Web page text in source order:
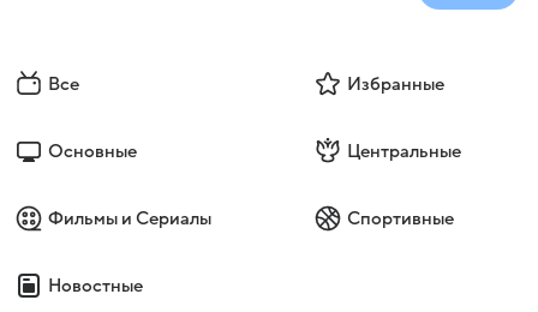
Все Избранные
Основные Центральные
Фильмы и Сериалы Спортивные
Новостные